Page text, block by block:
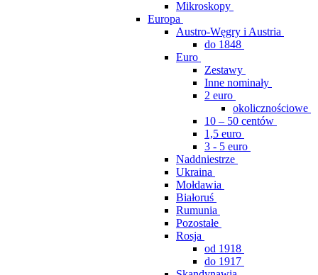
Mikroskopy
Europa
Austro-Węgry i Austria
do 1848
Euro
Zestawy
Inne nominały
2 euro
okolicznościowe
10 – 50 centów
1,5 euro
3 - 5 euro
Naddniestrze
Ukraina
Mołdawia
Białoruś
Rumunia
Pozostałe
Rosja
od 1918
do 1917